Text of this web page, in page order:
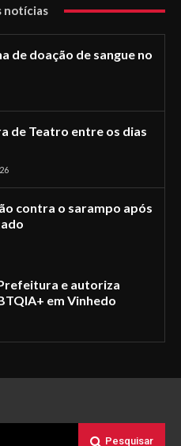
notícias
de doação de sangue no
de Teatro entre os dias
contra o sarampo após
e autoriza
em Vinhedo
Pesquisar